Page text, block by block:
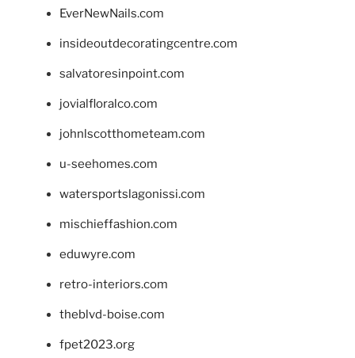
EverNewNails.com
insideoutdecoratingcentre.com
salvatoresinpoint.com
jovialfloralco.com
johnlscotthometeam.com
u-seehomes.com
watersportslagonissi.com
mischieffashion.com
eduwyre.com
retro-interiors.com
theblvd-boise.com
fpet2023.org